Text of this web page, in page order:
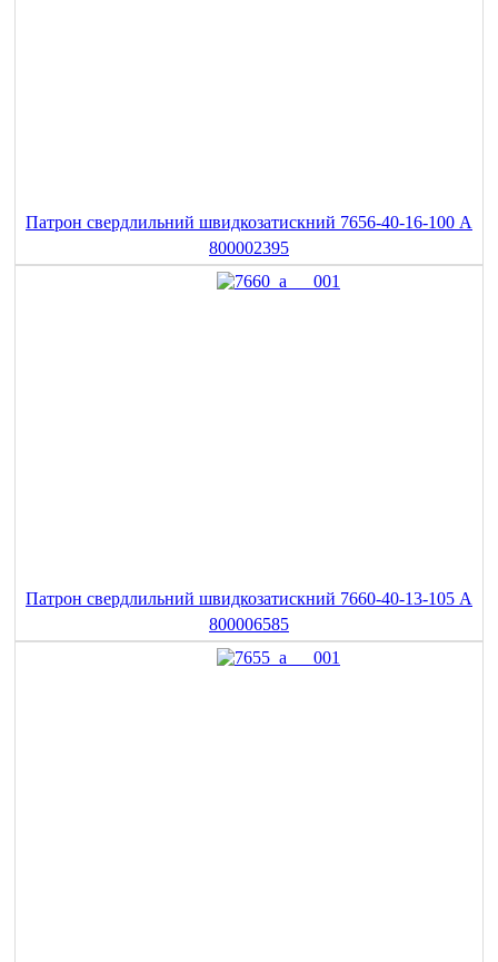
Патрон свердлильний швидкозатискний 7656-40-16-100 A
800002395
Патрон свердлильний швидкозатискний 7660-40-13-105 A
800006585